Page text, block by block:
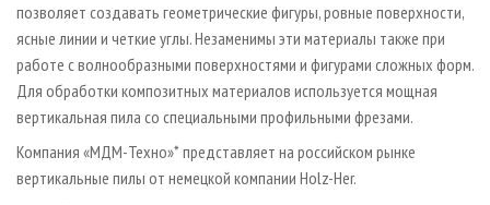
позволяет создавать геометрические фигуры, ровные поверхности,
ясные линии и четкие углы. Незаменимы эти материалы также при
работе с волнообразными поверхностями и фигурами сложных форм.
Для обработки композитных материалов используется мощная
вертикальная пила со специальными профильными фрезами.
Компания «МДМ-Техно»* представляет на российском рынке
вертикальные пилы от немецкой компании Holz­-Her.